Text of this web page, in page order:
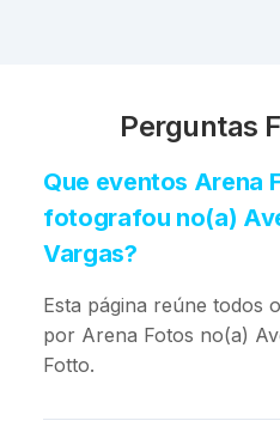
Perguntas
Que eventos Arena
fotografou no(a)
Vargas?
Esta página reúne todos
por Arena Fotos no(a)
Fotto.